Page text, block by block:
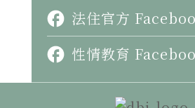
法住官方
性情教育